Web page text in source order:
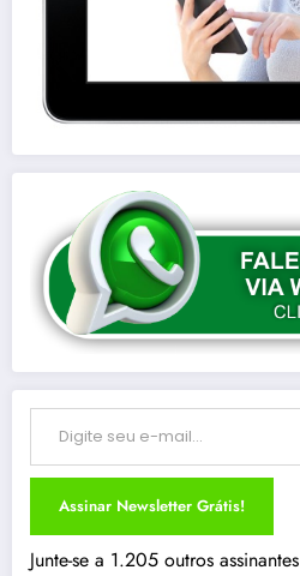
Digite seu e-mail…
Assinar Newsletter Grátis!
Junte-se a 1.205 outros assinantes